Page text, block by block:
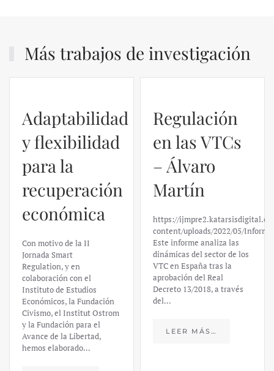
Más trabajos de investigación
Adaptabilidad
y flexibilidad
para la
recuperación
económica
Con motivo de la II
Jornada Smart
Regulation, y en
colaboración con el
Instituto de Estudios
Económicos, la Fundación
Civismo, el Institut Ostrom
y la Fundación para el
Avance de la Libertad,
hemos elaborado…
Regulación
en las VTCs
– Álvaro
Martín
https://
content/uploads/2022/05/
Este informe analiza las
dinámicas del sector de los
VTC en España tras la
aprobación del Real
Decreto 13/2018, a través
del…
LEER MÁS…